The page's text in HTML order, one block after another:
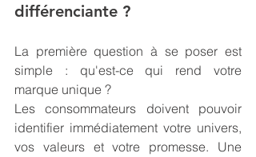
différenciante ?
La première question à se poser est
simple : qu'est-ce qui rend votre
marque unique ?
Les consommateurs doivent pouvoir
identifier immédiatement votre univers,
vos valeurs et votre promesse. Une